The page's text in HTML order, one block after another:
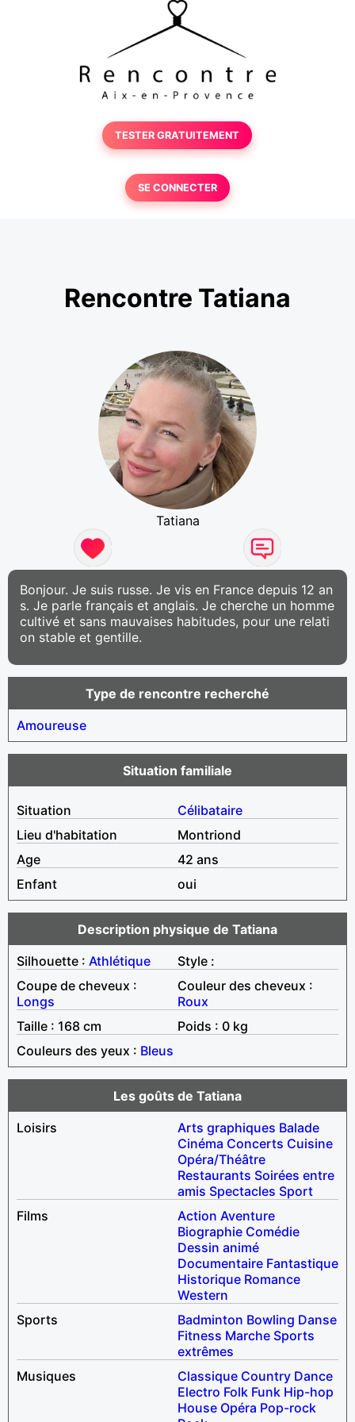
TESTER GRATUITEMENT
SE CONNECTER
Rencontre Tatiana
Tatiana
Bonjour. Je suis russe. Je vis en France depuis 12 an
s. Je parle français et anglais. Je cherche un homme
cultivé et sans mauvaises habitudes, pour une relati
on stable et gentille.
Type de rencontre recherché
Amoureuse
Situation familiale
Situation
Célibataire
Lieu d'habitation
Montriond
Age
42 ans
Enfant
oui
Description physique de Tatiana
Silhouette : Athlétique
Style :
Coupe de cheveux :
Longs
Couleur des cheveux :
Roux
Taille : 168 cm
Poids : 0 kg
Couleurs des yeux : Bleus
Les goûts de Tatiana
Loisirs
Arts graphiques Balade
Cinéma Concerts Cuisine
Opéra/Théâtre
Restaurants Soirées entre
amis Spectacles Sport
Films
Action Aventure
Biographie Comédie
Dessin animé
Documentaire Fantastique
Historique Romance
Western
Sports
Badminton Bowling Danse
Fitness Marche Sports
extrêmes
Musiques
Classique Country Dance
Electro Folk Funk Hip-hop
House Opéra Pop-rock